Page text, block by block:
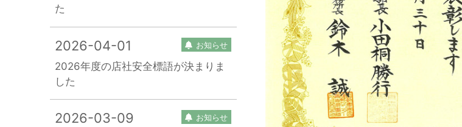
た
2026-04-01 お知らせ
2026年度の店社安全標語が決まりま
した
2026-03-09 お知らせ